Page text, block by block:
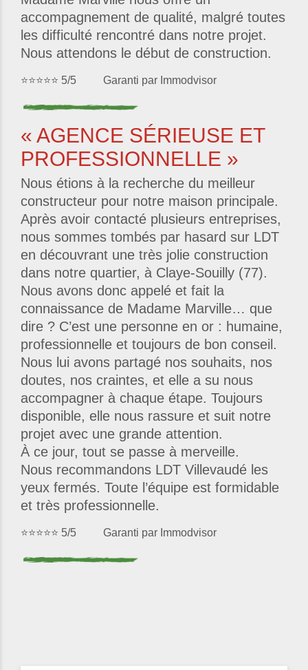
accompagnement de qualité, malgré toutes
les difficulté rencontré dans notre projet.
Nous attendons le début de construction.
⭐⭐⭐⭐⭐ 5/5 Garanti par Immodvisor
« AGENCE SÉRIEUSE ET
PROFESSIONNELLE »
Nous étions à la recherche du meilleur
constructeur pour notre maison principale.
Après avoir contacté plusieurs entreprises,
nous sommes tombés par hasard sur LDT
en découvrant une très jolie construction
dans notre quartier, à Claye-Souilly (77).
Nous avons donc appelé et fait la
connaissance de Madame Marville… que
dire ? C’est une personne en or : humaine,
professionnelle et toujours de bon conseil.
Nous lui avons partagé nos souhaits, nos
doutes, nos craintes, et elle a su nous
accompagner à chaque étape. Toujours
disponible, elle nous rassure et suit notre
projet avec une grande attention.
À ce jour, tout se passe à merveille.
Nous recommandons LDT Villevaudé les
yeux fermés. Toute l’équipe est formidable
et très professionnelle.
⭐⭐⭐⭐⭐ 5/5 Garanti par Immodvisor